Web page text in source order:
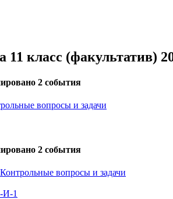
класс (факультатив)
2 события
вопросы и задачи
2 события
Контрольные вопросы и задачи
И-1